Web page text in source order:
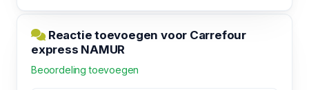
Reactie toevoegen voor Carrefour
express NAMUR
Beoordeling toevoegen